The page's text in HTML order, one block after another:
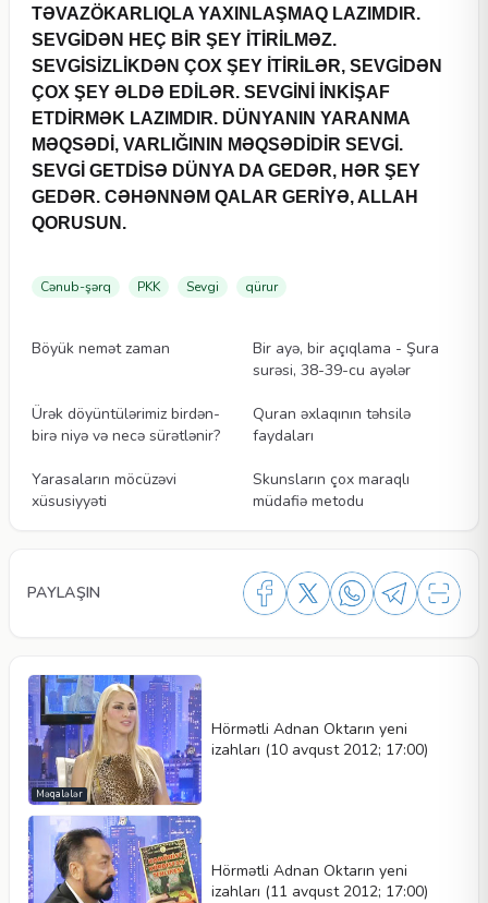
TƏVAZÖKARLIQLA YAXINLAŞMAQ LAZIMDIR.
SEVGİDƏN HEÇ BİR ŞEY İTİRİLMƏZ.
SEVGİSİZLİKDƏN ÇOX ŞEY İTİRİLƏR, SEVGİDƏN
ÇOX ŞEY ƏLDƏ EDİLƏR. SEVGİNİ İNKİŞAF
ETDİRMƏK LAZIMDIR. DÜNYANIN YARANMA
MƏQSƏDİ, VARLIĞININ MƏQSƏDİDİR SEVGİ.
SEVGİ GETDİSƏ DÜNYA DA GEDƏR, HƏR ŞEY
GEDƏR. CƏHƏNNƏM QALAR GERİYƏ, ALLAH
QORUSUN.
Cənub-şərq PKK Sevgi qürur
Böyük nemət zaman
Bir ayə, bir açıqlama - Şura
surəsi, 38-39-cu ayələr
Ürək döyüntülərimiz birdən-
birə niyə və necə sürətlənir?
Quran əxlaqının təhsilə
faydaları
Yarasaların möcüzəvi
xüsusiyyəti
Skunsların çox maraqlı
müdafiə metodu
PAYLAŞIN
Məqalələr
Hörmətli Adnan Oktarın yeni
izahları (10 avqust 2012; 17:00)
Hörmətli Adnan Oktarın yeni
izahları (11 avqust 2012; 17:00)